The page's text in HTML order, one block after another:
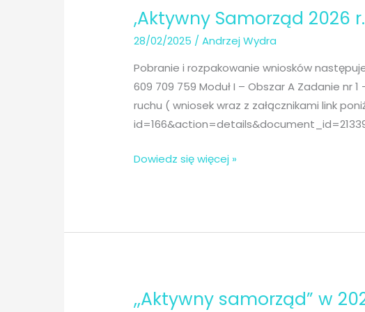
E-
energia
,Aktywny Samorząd 2026
28/02/2025 /Andrzej Wydra
Pobranie i rozpakowanie wniosków
609 709 759 Moduł I – Obszar A Zadanie
ruchu ( wniosek wraz z załącznikami link
,Aktywny
–
Dowiedz się więcej »
,,Aktywny samorząd” w